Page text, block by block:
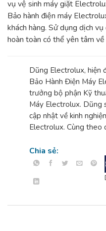
vụ vệ sinh máy giặt
Bảo hành điện máy
khách hàng. Sử dụng dịch
hoàn toàn có thể yên tâm
Dũng Electrolux, hiện
Bảo Hành Điện Máy
trưởng bộ phận Kỹ
Máy Electrolux. Dũng
cập nhật về kinh
Electrolux. Cùng theo
Chia sẻ: